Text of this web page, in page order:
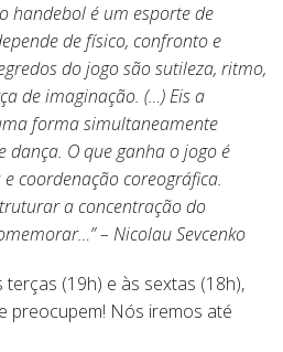
handebol é um esporte de
de físico, confronto e
do jogo são sutileza, ritmo,
de imaginação. (…) Eis a
forma simultaneamente
O que ganha o jogo é
coordenação coreográfica.
a concentração do
– Nicolau Sevcenko
(19h) e às sextas (18h),
preocupem! Nós iremos até